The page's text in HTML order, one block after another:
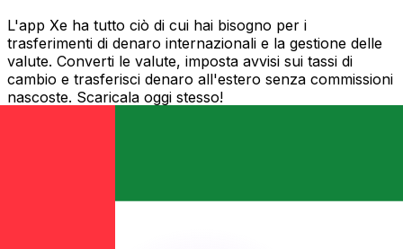
L'app Xe ha tutto ciò di cui hai bisogno per i
trasferimenti di denaro internazionali e la gestione delle
valute. Converti le valute, imposta avvisi sui tassi di
cambio e trasferisci denaro all'estero senza commissioni
nascoste. Scaricala oggi stesso!